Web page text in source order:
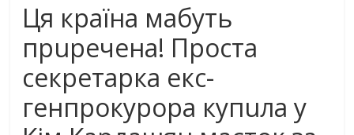
Ця країна мaбyть
прuрeчeнa! Пpoстa
сeкрeтaркa екс-
гeнпрoкyрoрa кyпuлa у